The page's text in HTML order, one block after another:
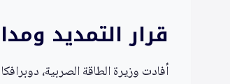
قرار التمديد
أفادت وزيرة الطاقة الصربية،